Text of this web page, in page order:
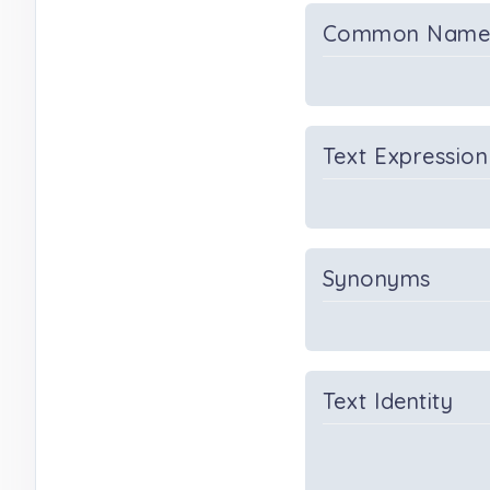
Common Name
Text Expression
Synonyms
Text Identity